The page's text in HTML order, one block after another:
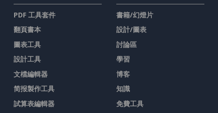
PDF 工具套件
翻頁書本
圖表工具
設計工具
文檔編輯器
简报製作工具
試算表編輯器
書籍/幻燈片
設計/圖表
討論區
學習
博客
知識
免費工具